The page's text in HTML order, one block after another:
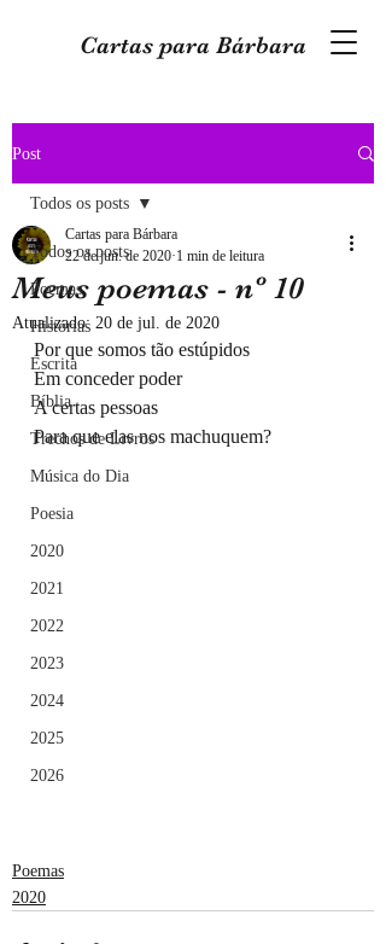
Cartas para Bárbara
Post
Todos os posts
Poemas
Histórias
Escrita
Bíblia
Trechos de Livros
Música do Dia
Poesia
2020
2021
2022
2023
2024
2025
2026
Todos os posts
Meus poemas - nº 10
Cartas para Bárbara
22 de jun. de 2020 1 min de leitura
Atualizado: 20 de jul. de 2020
Por que somos tão estúpidos
Em conceder poder
A certas pessoas
Para que elas nos machuquem?
Poemas
2020